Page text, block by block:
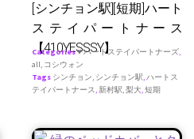
[シンチョン駅][短期]ハート
ステイパートナース
【410YESSSY】
Categories♥ ハートステイパートナーズ,
all, コシウォン
Tags シンチョン, シンチョン駅,ハートス
テイパートナース,新村駅,梨大,短期